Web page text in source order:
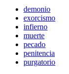
demonio
exorcismo
infierno
muerte
pecado
penitencia
purgatorio